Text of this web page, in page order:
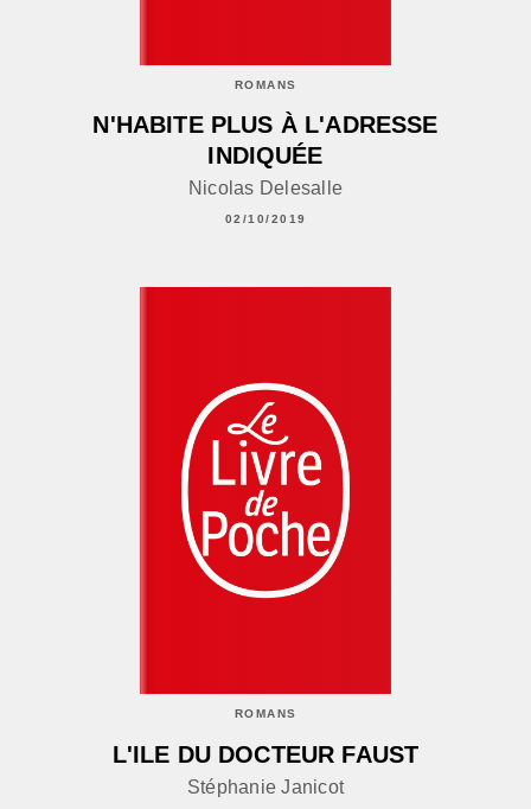
ROMANS
N'HABITE PLUS À L'ADRESSE
INDIQUÉE
Nicolas Delesalle
02/10/2019
ROMANS
L'ILE DU DOCTEUR FAUST
Stéphanie Janicot